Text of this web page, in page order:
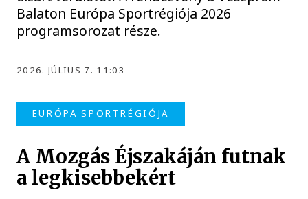
Balaton Európa Sportrégiója 2026
programsorozat része.
2026. JÚLIUS 7. 11:03
EURÓPA SPORTRÉGIÓJA
A Mozgás Éjszakáján futnak
a legkisebbekért